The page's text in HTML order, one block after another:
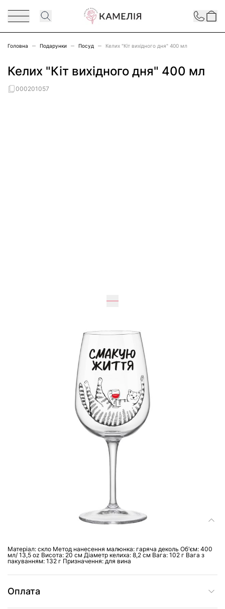
Contact
Головна Подарунки Посуд Келих "Кіт вихідного дня" 400 мл
Келих "Кіт вихідного дня" 400 мл
000201057
см
Матеріал: скло Метод нанесення малюнка: гаряча деколь Об'єм: 400
мл/ 13,5 oz Висота: 20 см Діаметр келиха: 8,2 см Вага: 102 г Вага з
пакуванням: 132 г Призначення: для вина
Оплата